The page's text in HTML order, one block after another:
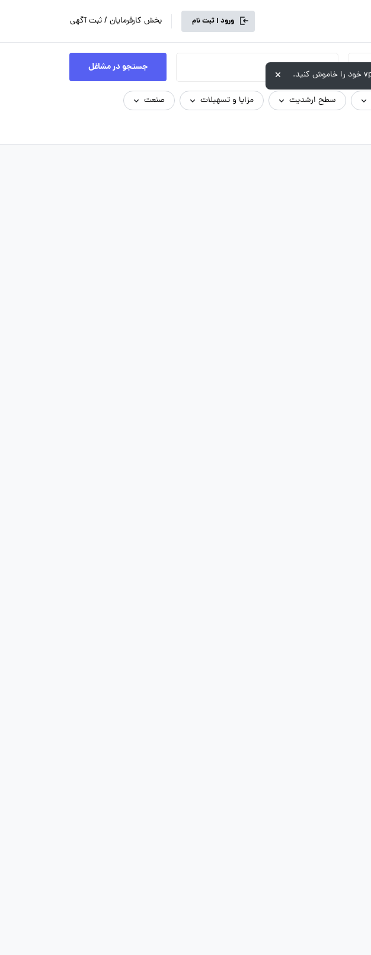
ورود | ثبت نام بخش کارفرمایان / ثبت آگهی
جستجو در مشاغل
سطح ارشدیت مزایا و تسهیلات
صنعت